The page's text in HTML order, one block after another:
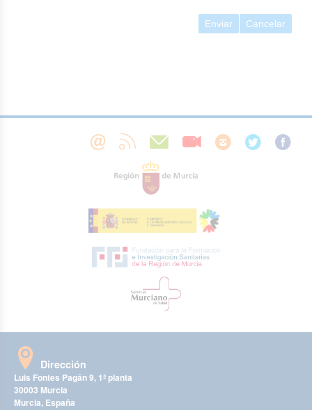
Enviar Cancelar
Dirección
Luis Fontes Pagán 9, 1ª planta
30003 Murcia
Murcia, España